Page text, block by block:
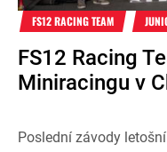
FS12 RACING TEAM
FS12 Racing
Miniracingu v
Poslední závody